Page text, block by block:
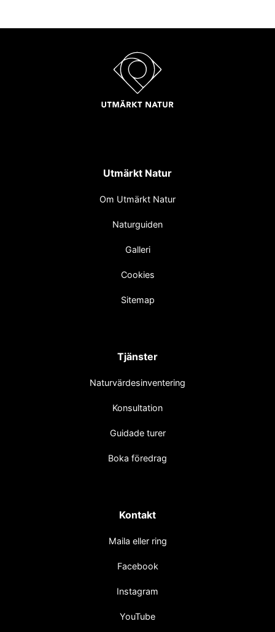
Utmärkt Natur
Om Utmärkt Natur
Naturguiden
Galleri
Cookies
Sitemap
Tjänster
Naturvärdesinventering
Konsultation
Guidade turer
Boka föredrag
Kontakt
Maila eller ring
Facebook
Instagram
YouTube